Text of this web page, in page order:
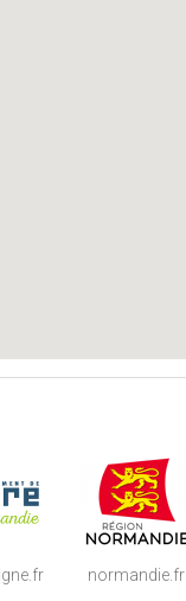
normandie.fr